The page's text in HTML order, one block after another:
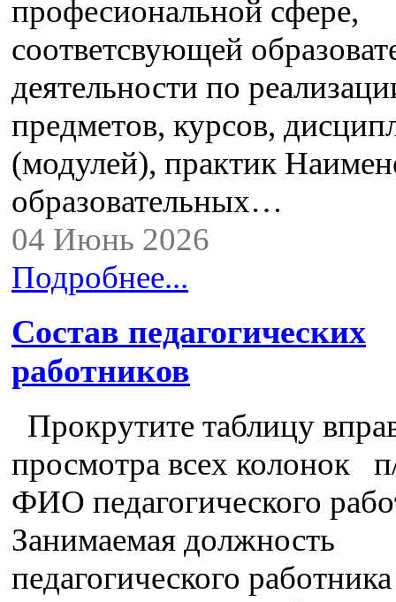
професиональной сфере,
соответсвующей
деятельности по
предметов, курсов,
(модулей), практик
образовательных…
04 Июнь 2026
Подробнее...
Состав педагогических
работников
Прокрутите таблицу
просмотра всех колонок
ФИО педагогического
Занимаемая должность
педагогического